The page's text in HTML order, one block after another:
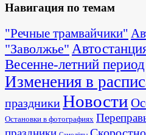
Навигация по темам
"Речные трамвайчики"
"Заволжье"
Весенне-летний период
Изменения в
праздникиНовости
Остановки в фотографиях